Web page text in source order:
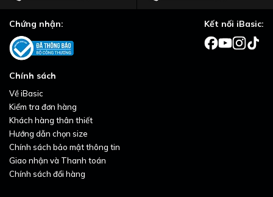
Chính sách
Về iBasic
Kiểm tra đơn hàng
Khách hàng thân thiết
Hướng dẫn chọn size
Chính sách bảo mật thông tin
Giao nhận và Thanh toán
Chính sách đổi hàng
Chứng nhận: Kết nối iBasic: